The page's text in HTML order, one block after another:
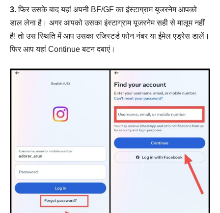
3. फिर उसके बाद यहां अपनी BF/GF का इंस्टाग्राम यूजरनेम आपको
डाल लेना है। अगर आपको उसका इंस्टाग्राम यूजरनेम सही से मालूम नहीं
है! तो उस स्थिति में आप उसका रजिस्टर्ड फोन नंबर या ईमेल एड्रेस डालें।
फिर आप यहां Continue बटन दबाएं।